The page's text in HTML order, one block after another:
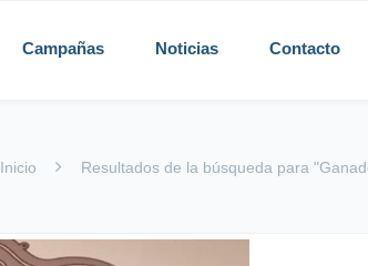
Campañas Noticias Contacto
Inicio Resultados de la búsqueda para